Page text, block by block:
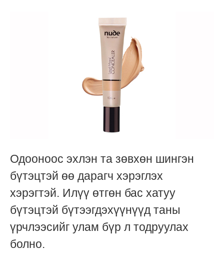
Одооноос эхлэн та зөвхөн шингэн
бүтэцтэй өө дарагч хэрэглэх
хэрэгтэй. Илүү өтгөн бас хатуу
бүтэцтэй бүтээгдэхүүнүүд таны
үрчлээсийг улам бүр л тодруулах
болно.